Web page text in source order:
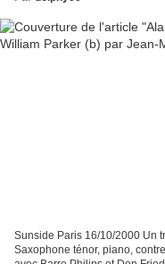
Sunside Paris 16/10/2000 Un
Saxophone ténor, piano,